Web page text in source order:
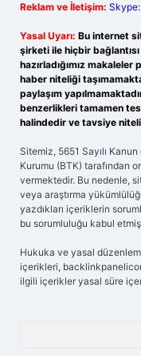
Reklam ve İletişim:
Yasal Uyarı: Bu internet
şirketi ile hiçbir
hazırladığımız
haber niteliği
paylaşım
benzerlikleri tamamen
halindedir ve tavsiye
Sitemiz, 5651 Sayılı
Kurumu (BTK) tarafından
vermektedir. Bu nedenle,
veya araştırma
yazdıkları içeriklerin
bu sorumluluğu kabul etmiş
Hukuka ve yasal
içerikleri,
ilgili içerikler yasal süre